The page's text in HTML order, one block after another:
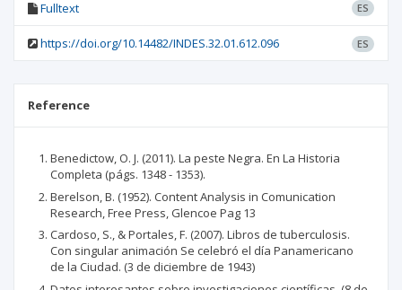
Fulltext ES
https://doi.org/10.14482/INDES.32.01.612.096 ES
Reference
Benedictow, O. J. (2011). La peste Negra. En La Historia
Completa (págs. 1348 - 1353).
Berelson, B. (1952). Content Analysis in Comunication
Research, Free Press, Glencoe Pag 13
Cardoso, S., & Portales, F. (2007). Libros de tuberculosis.
Con singular animación Se celebró el día Panamericano
de la Ciudad. (3 de diciembre de 1943)